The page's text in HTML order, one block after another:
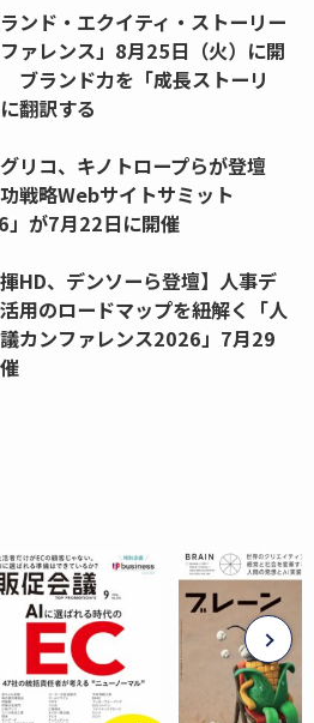
ランド・エクイティ・ストーリー
ァレンス」8月25日（火）に開
ブランド力を「成長ストーリ
翻訳する
リコ、キノトロープらが登壇
功戦略Webサイトサミット
」が7月22日に開催
揮HD、デンソーら登壇】人事デ
用のロードマップを紐解く「人
カンファレンス2026」7月29